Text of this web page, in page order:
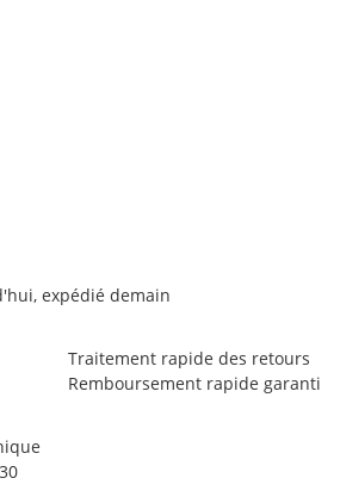
expédié demain
Traitement rapide des retours
Remboursement rapide garanti